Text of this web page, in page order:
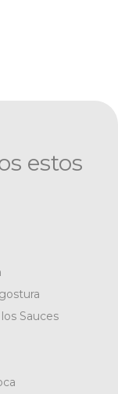
estos
Sauces